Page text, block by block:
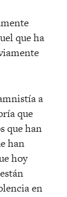
que ha
a
que
que han
han
hoy
en